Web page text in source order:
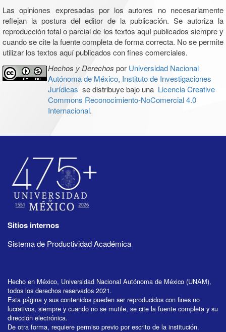
Las opiniones expresadas por los autores no necesariamente
reflejan la postura del editor de la publicación. Se autoriza la
reproducción total o parcial de los textos aquí publicados siempre y
cuando se cite la fuente completa de forma correcta. No se permite
utilizar los textos aquí publicados con fines comerciales.
Hechos y Derechos por Universidad Nacional
Autónoma de México, Instituto de Investigaciones
Jurídicas se distribuye bajo una Licencia Creative
Commons Reconocimiento-NoComercial 4.0
Internacional.
Sitios internos
Sistema de Productividad Académica
Hecho en México, Universidad Nacional Autónoma de México (UNAM),
todos los derechos reservados 2021.
Esta página y sus contenidos pueden ser reproducidos con fines no
lucrativos, siempre y cuando no se mutile, se cite la fuente completa y su
dirección electrónica.
De otra forma, requiere permiso previo por escrito de la institución.